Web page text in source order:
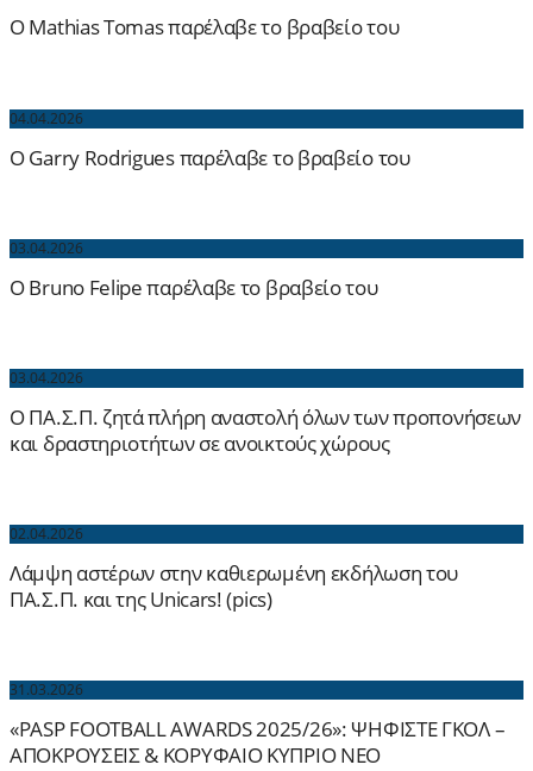
O Mathias Tomas παρέλαβε το βραβείο του
04.04.2026
O Garry Rodrigues παρέλαβε το βραβείο του
03.04.2026
O Bruno Felipe παρέλαβε το βραβείο του
03.04.2026
Ο ΠΑ.Σ.Π. ζητά πλήρη αναστολή όλων των προπονήσεων
και δραστηριοτήτων σε ανοικτούς χώρους
02.04.2026
Λάμψη αστέρων στην καθιερωμένη εκδήλωση του
ΠΑ.Σ.Π. και της Unicars! (pics)
31.03.2026
«PASP FOOTBALL AWARDS 2025/26»: ΨΗΦΙΣΤΕ ΓΚΟΛ –
ΑΠΟΚΡΟΥΣΕΙΣ & ΚΟΡΥΦΑΙΟ ΚΥΠΡΙΟ ΝΕΟ